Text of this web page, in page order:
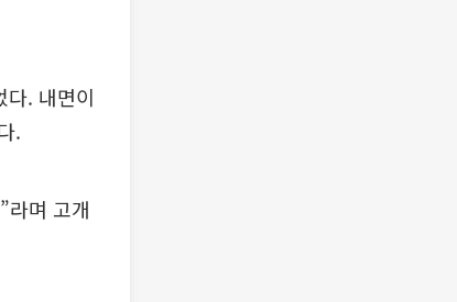
다. 내면이
.
라며 고개